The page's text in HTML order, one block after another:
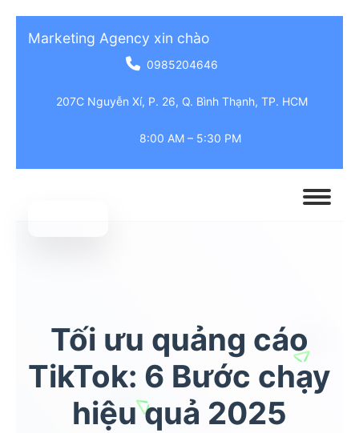
Marketing Agency xin chào
0985204646
207C Nguyễn Xí, P. 26, Q. Bình Thạnh, TP. HCM
8:00 AM – 5:30 PM
Tối ưu quảng cáo
TikTok: 6 Bước chạy
hiệu quả 2025